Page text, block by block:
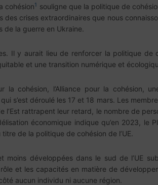
cohésion1 souligne que la politique de
crises extraordinaires que nous
de la guerre en Ukraine.
Il y aurait lieu de renforcer la politique
et une transition numérique et
cohésion, l’Alliance pour la cohésion,
s’est déroulé les 17 et 18 mars. Les
l’Est rattrapent leur retard, le nombre de
économique indique qu’en 2023, le
de la politique de cohésion de l’UE.
moins développées dans le sud de l’UE
et les capacités en matière de
aucun individu ni aucune région.